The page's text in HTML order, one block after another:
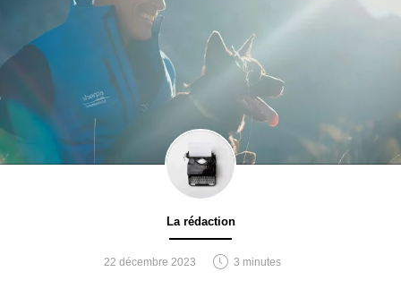
La rédaction
22 décembre 2023 3 minutes